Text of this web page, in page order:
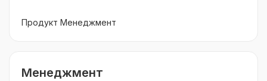
Продукт Менеджмент
Менеджмент